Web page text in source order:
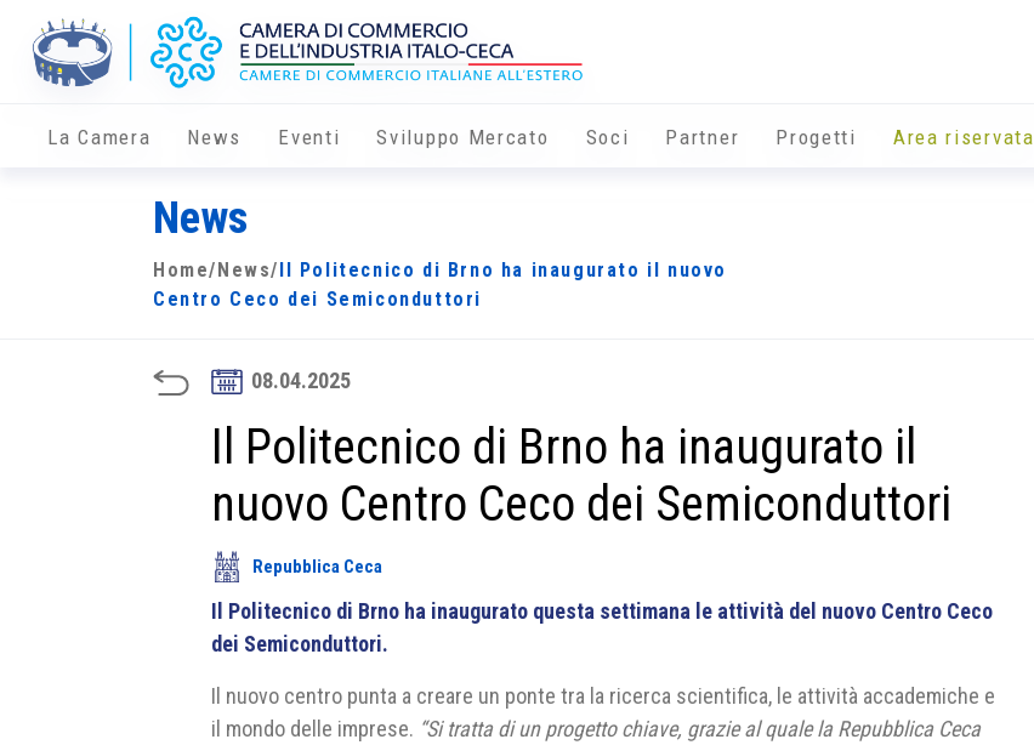
La Camera News Eventi Sviluppo Mercato Soci Partner Progetti Area riservata
News
Home/ News/
Il Politecnico di Brno ha inaugurato il nuovo
Centro Ceco dei Semiconduttori
08.04.2025
Il Politecnico di Brno ha inaugurato il
nuovo Centro Ceco dei Semiconduttori
Repubblica Ceca
Il Politecnico di Brno ha inaugurato questa settimana le attività del nuovo Centro Ceco
dei Semiconduttori.
Il nuovo centro punta a creare un ponte tra la ricerca scientifica, le attività accademiche e
il mondo delle imprese. “Si tratta di un progetto chiave, grazie al quale la Repubblica Ceca